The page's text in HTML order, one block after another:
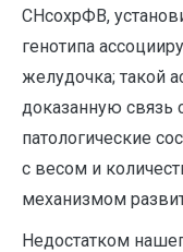
СНсохрФВ,
генотипа
желудочка; такой
доказанную связь
патологические
с весом и
механизмом
Недостатком